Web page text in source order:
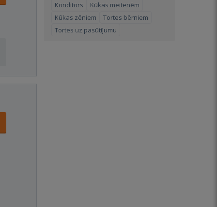
Konditors
Kūkas meitenēm
Kūkas zēniem
Tortes bērniem
Tortes uz pasūtījumu